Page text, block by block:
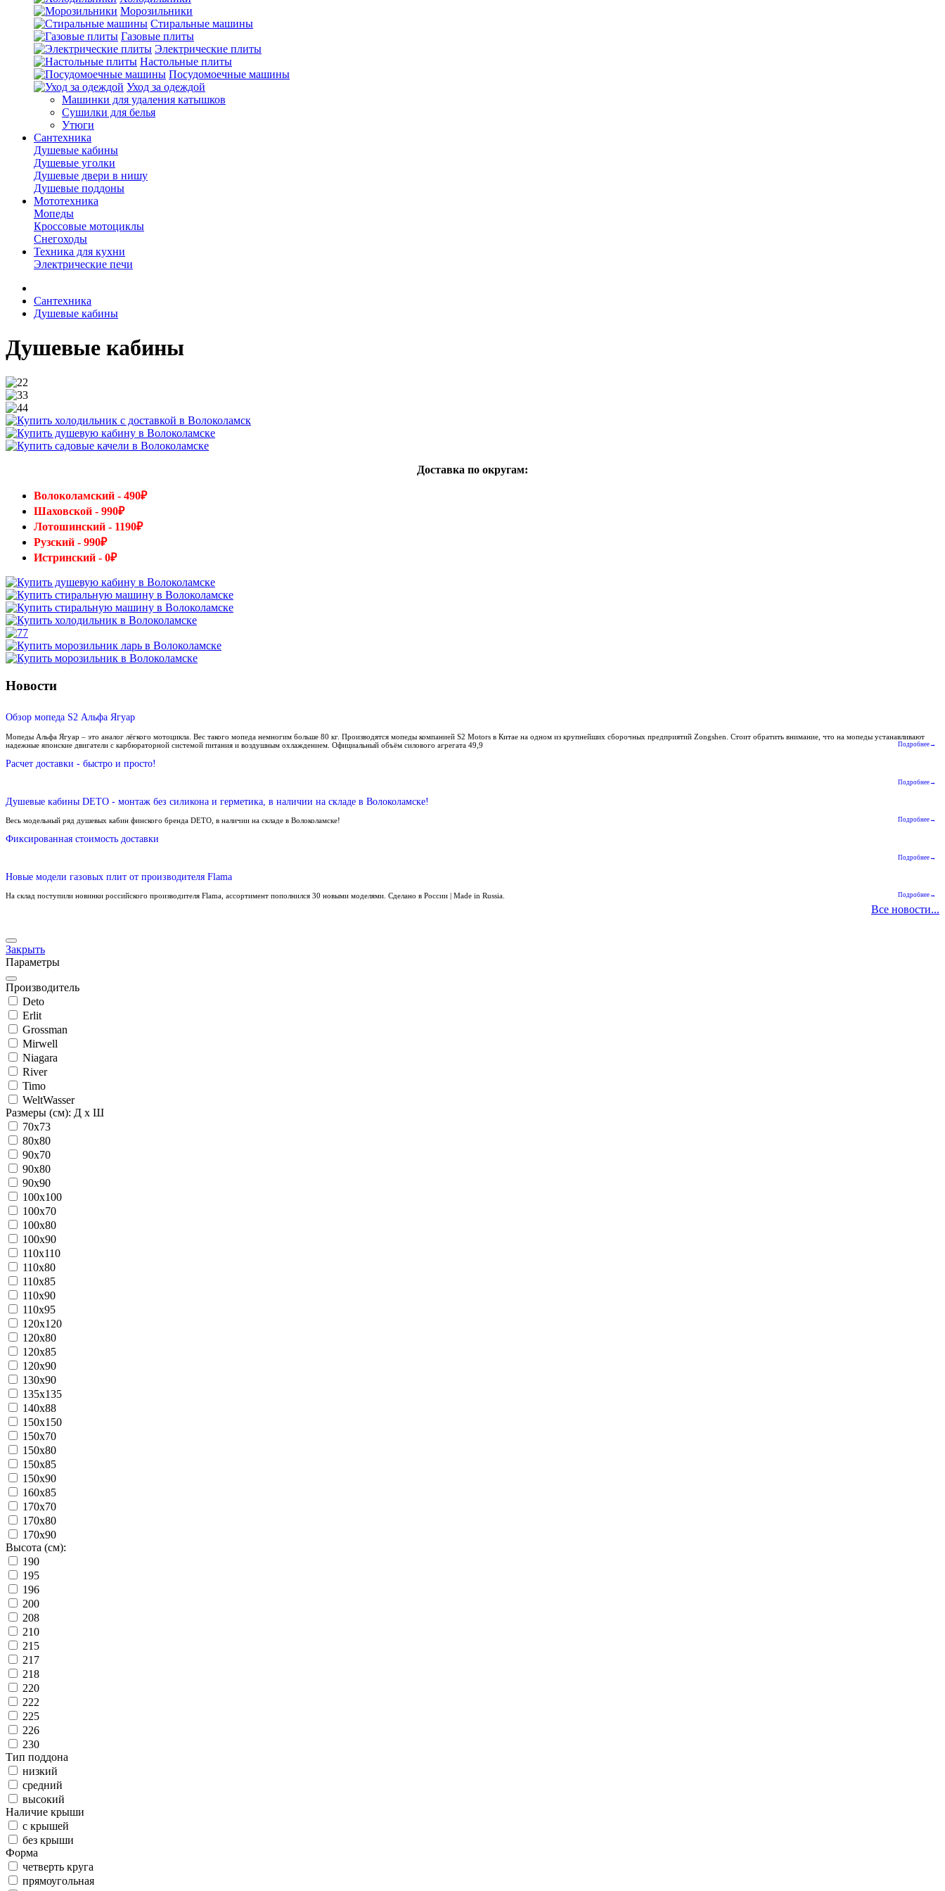
Морозильники
Стиральные машины
Газовые плиты
Электрические плиты
Настольные плиты
Посудомоечные машины
Уход за одеждой
Машинки для удаления катышков
Сушилки для белья
Утюги
Сантехника
Душевые кабины
Душевые уголки
Душевые двери в нишу
Душевые поддоны
Мототехника
Мопеды
Кроссовые мотоциклы
Снегоходы
Техника для кухни
Электрические печи
Сантехника
Душевые кабины
Душевые кабины
Доставка по округам:
Волоколамский - 490₽
Шаховской - 990₽
Лотошинский - 1190₽
Рузский - 990₽
Истринский - 0₽
Новости
Обзор мопеда S2 Альфа Ягуар
Мопеды Альфа Ягуар – это аналог лёгкого мотоцикла. Вес такого мопеда немногим больше 80 кг. Производятся мопеды компанией S2 Motors в Китае на одном из крупнейших сборочных предприятий Zongshen. Стоит обратить внимание, что на мопеды устанавливают
надежные японские двигатели с карбюраторной системой питания и воздушным охлаждением. Официальный объём силового агрегата 49,9
Подробнее→
Расчет доставки - быстро и просто!
Подробнее→
Душевые кабины DETO - монтаж без силикона и герметика, в наличии на складе в Волоколамске!
Весь модельный ряд душевых кабин финского бренда DETO, в наличии на складе в Волоколамске! Подробнее→
Фиксированная стоимость доставки
Подробнее→
Новые модели газовых плит от производителя Flama
На склад поступили новинки российского производителя Flama, ассортимент пополнился 30 новыми моделями. Сделано в России | Made in Russia. Подробнее→
Все новости...
Закрыть
Параметры
Производитель
Deto
Erlit
Grossman
Mirwell
Niagara
River
Timo
WeltWasser
Размеры (см): Д x Ш
70x73
80x80
90x70
90x80
90x90
100x100
100x70
100x80
100x90
110x110
110x80
110x85
110x90
110x95
120x120
120x80
120x85
120x90
130x90
135x135
140x88
150x150
150x70
150x80
150x85
150x90
160x85
170x70
170x80
170x90
Высота (см):
190
195
196
200
208
210
215
217
218
220
222
225
226
230
Тип поддона
низкий
средний
высокий
Наличие крыши
с крышей
без крыши
Форма
четверть круга
прямоугольная